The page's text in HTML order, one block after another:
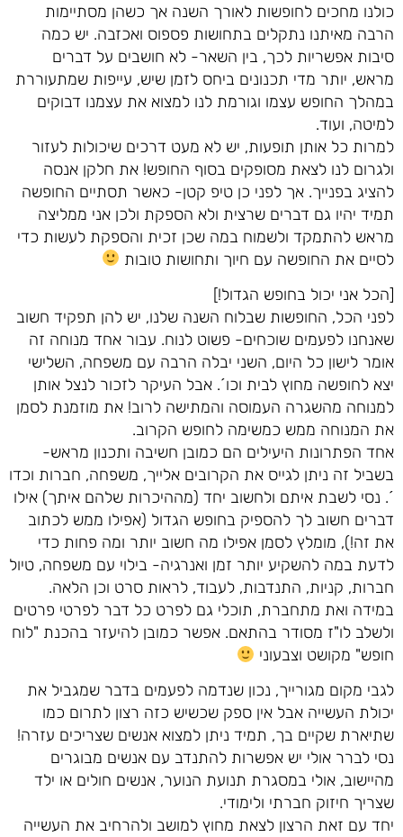
כולנו מחכים לחופשות לאורך השנה אך כשהן מסתיימות
הרבה מאיתנו נתקלים בתחושות פספוס ואכזבה. יש כמה
סיבות אפשריות לכך, בין השאר- לא חושבים על דברים
מראש, יותר מדי תכנונים ביחס לזמן שיש, עייפות שמתעוררת
במהלך החופש עצמו וגורמת לנו למצוא את עצמנו דבוקים
למיטה, ועוד.
למרות כל אותן תופעות, יש לא מעט דרכים שיכולות לעזור
ולגרום לנו לצאת מסופקים בסוף החופש! את חלקן אנסה
להציג בפנייך. אך לפני כן טיפ קטן- כאשר תסתיים החופשה
תמיד יהיו גם דברים שרצית ולא הספקת ולכן אני ממליצה
מראש להתמקד ולשמוח במה שכן זכית והספקת לעשות כדי
לסיים את החופשה עם חיוך ותחושות טובות
[הכל אני יכול בחופש הגדול!]
לפני הכל, החופשות שבלוח השנה שלנו, יש להן תפקיד חשוב
שאנחנו לפעמים שוכחים- פשוט לנוח. עבור אחד מנוחה זה
אומר לישון כל היום, השני יבלה הרבה עם משפחה, השלישי
יצא לחופשה מחוץ לבית וכו´. אבל העיקר לזכור לנצל אותן
למנוחה מהשגרה העמוסה והמתישה לרוב! את מוזמנת לסמן
את המנוחה ממש כמשימה לחופש הקרוב.
אחד הפתרונות היעילים הם כמובן חשיבה ותכנון מראש-
בשביל זה ניתן לגייס את הקרובים אלייך, משפחה, חברות וכדו
´. נסי לשבת איתם ולחשוב יחד (מההיכרות שלהם איתך) אילו
דברים חשוב לך להספיק בחופש הגדול (אפילו ממש לכתוב
את זה!), מומלץ לסמן אפילו מה חשוב יותר ומה פחות כדי
לדעת במה להשקיע יותר זמן ואנרגיה- בילוי עם משפחה, טיול
חברות, קניות, התנדבות, לעבוד, לראות סרט וכן הלאה.
במידה ואת מתחברת, תוכלי גם לפרט כל דבר לפרטי פרטים
ולשלב לו"ז מסודר בהתאם. אפשר כמובן להיעזר בהכנת "לוח
חופש" מקושט וצבעוני
לגבי מקום מגורייך, נכון שנדמה לפעמים בדבר שמגביל את
יכולת העשייה אבל אין ספק שכשיש כזה רצון לתרום כמו
שתיארת שקיים בך, תמיד ניתן למצוא אנשים שצריכים עזרה!
נסי לברר אולי יש אפשרות להתנדב עם אנשים מבוגרים
מהיישוב, אולי במסגרת תנועת הנוער, אנשים חולים או ילד
שצריך חיזוק חברתי ולימודי.
יחד עם זאת הרצון לצאת מחוץ למושב ולהרחיב את העשייה